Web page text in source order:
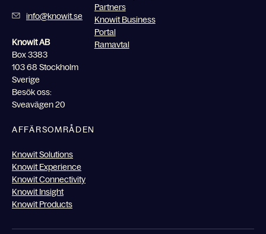
info@knowit.se
Knowit AB
Box 3383
103 68 Stockholm
Sverige
Besök oss:
Sveavägen 20
Partners
Knowit Business
Portal
Ramavtal
AFFÄRSOMRÅDEN
Knowit Solutions
Knowit Experience
Knowit Connectivity
Knowit Insight
Knowit Products